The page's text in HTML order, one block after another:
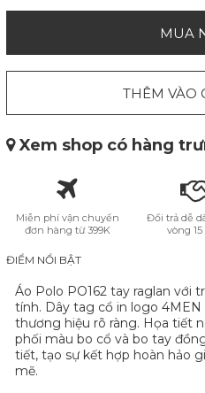
MUA
THÊM VÀO
Xem shop có hàng
Miễn phí vận chuyển
đơn hàng từ 399K
Đổi trả dễ
vòng
ĐIỂM NỔI BẬT
Áo Polo PO162 tay raglan với
tính. Dây tag cổ in logo
thương hiệu rõ ràng. Họa tiết
phối màu bo cổ và bo tay
tiết, tạo sự kết hợp hoàn hảo
mẽ.